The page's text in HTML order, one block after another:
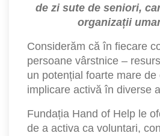
de zi sute de seniori,
organizații
Considerăm că în fiecare
persoane vârstnice –
un potențial foarte mare de
implicare activă în diverse
Fundația Hand of Help le
de a activa ca voluntari,